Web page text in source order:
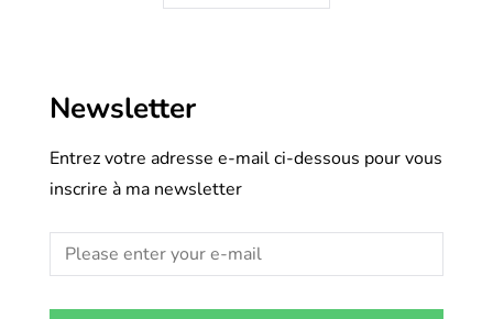
Newsletter
Entrez votre adresse e-mail ci-dessous pour vous
inscrire à ma newsletter